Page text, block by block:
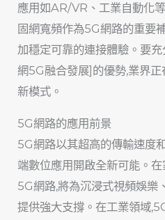
應用如AR/VR、工業自動化
固網寬頻作為5G網路的重要
加穩定可靠的連接體驗。要
網5G融合發展]的優勢,業界
新模式。
5G網路的應用前景
5G網路以其超高的傳輸速度
端數位應用開啟全新可能。
5G網路,將為沉浸式視頻娛樂
提供強大支撐。在工業領域